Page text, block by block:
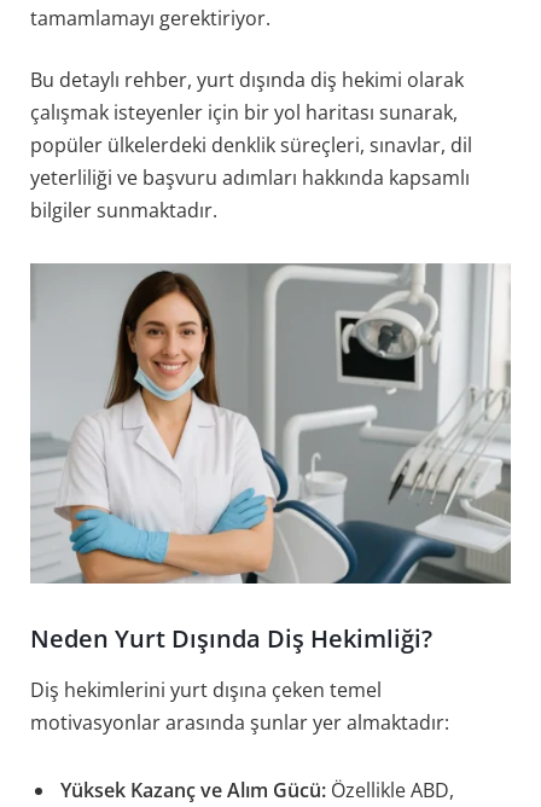
tamamlamayı gerektiriyor.
Bu detaylı rehber, yurt dışında diş hekimi olarak
çalışmak isteyenler için bir yol haritası sunarak,
popüler ülkelerdeki denklik süreçleri, sınavlar, dil
yeterliliği ve başvuru adımları hakkında kapsamlı
bilgiler sunmaktadır.
Neden Yurt Dışında Diş Hekimliği?
Diş hekimlerini yurt dışına çeken temel
motivasyonlar arasında şunlar yer almaktadır:
Yüksek Kazanç ve Alım Gücü: Özellikle ABD,